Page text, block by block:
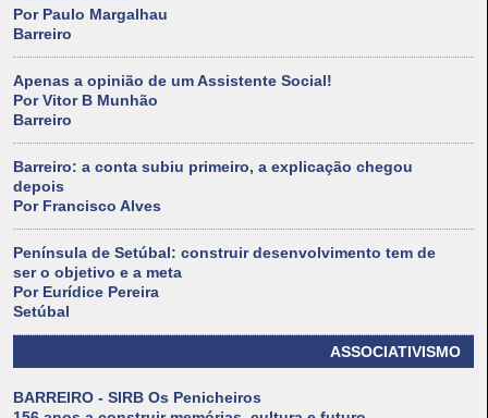
Por Paulo Margalhau
Barreiro
Apenas a opinião de um Assistente Social!
Por Vitor B Munhão
Barreiro
Barreiro: a conta subiu primeiro, a explicação chegou
depois
Por Francisco Alves
Península de Setúbal: construir desenvolvimento tem de
ser o objetivo e a meta
Por Eurídice Pereira
Setúbal
ASSOCIATIVISMO
BARREIRO - SIRB Os Penicheiros